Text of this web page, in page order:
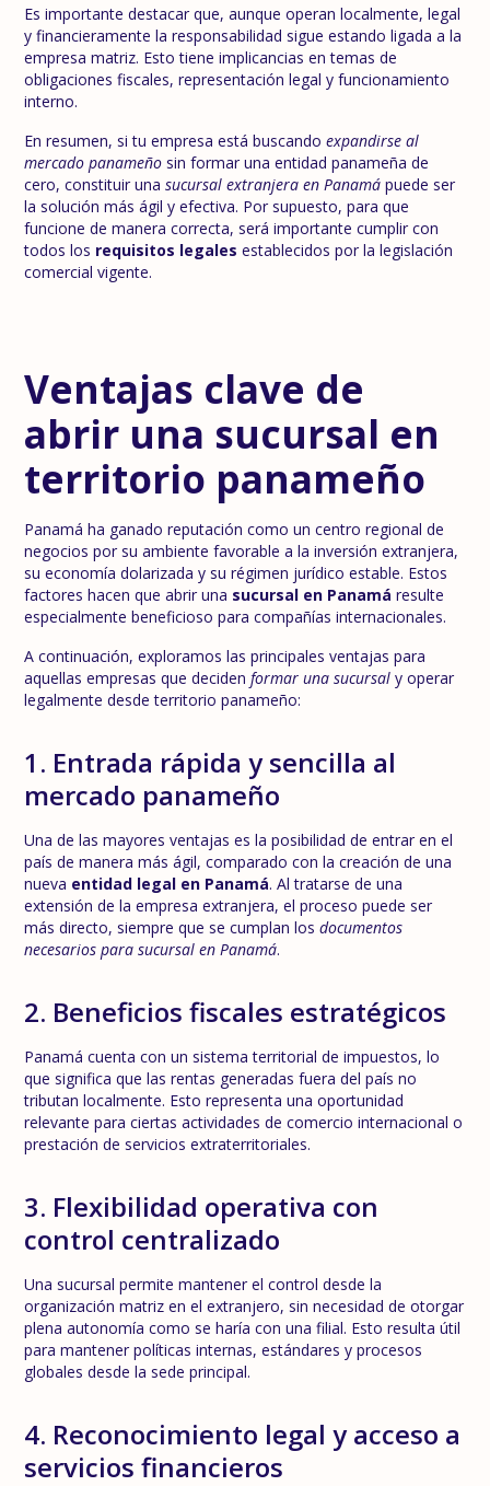
Es importante destacar que, aunque operan localmente, legal
y financieramente la responsabilidad sigue estando ligada a la
empresa matriz. Esto tiene implicancias en temas de
obligaciones fiscales, representación legal y funcionamiento
interno.
En resumen, si tu empresa está buscandoexpandirse al
mercado panameño sin formar una entidad panameña de
cero, constituir unasucursal extranjera en Panamá puede ser
la solución más ágil y efectiva. Por supuesto, para que
funcione de manera correcta, será importante cumplir con
todos los requisitos legales establecidos por la legislación
comercial vigente.
Ventajas clave de
abrir una sucursal en
territorio panameño
Panamá ha ganado reputación como un centro regional de
negocios por su ambiente favorable a la inversión extranjera,
su economía dolarizada y su régimen jurídico estable. Estos
factores hacen que abrir una sucursal en Panamá resulte
especialmente beneficioso para compañías internacionales.
A continuación, exploramos las principales ventajas para
aquellas empresas que decidenformar una sucursal y operar
legalmente desde territorio panameño:
1. Entrada rápida y sencilla al
mercado panameño
Una de las mayores ventajas es la posibilidad de entrar en el
país de manera más ágil, comparado con la creación de una
nueva entidad legal en Panamá. Al tratarse de una
extensión de la empresa extranjera, el proceso puede ser
más directo, siempre que se cumplan losdocumentos
necesarios para sucursal en Panamá.
2. Beneficios fiscales estratégicos
Panamá cuenta con un sistema territorial de impuestos, lo
que significa que las rentas generadas fuera del país no
tributan localmente. Esto representa una oportunidad
relevante para ciertas actividades de comercio internacional o
prestación de servicios extraterritoriales.
3. Flexibilidad operativa con
control centralizado
Una sucursal permite mantener el control desde la
organización matriz en el extranjero, sin necesidad de otorgar
plena autonomía como se haría con una filial. Esto resulta útil
para mantener políticas internas, estándares y procesos
globales desde la sede principal.
4. Reconocimiento legal y acceso a
servicios financieros